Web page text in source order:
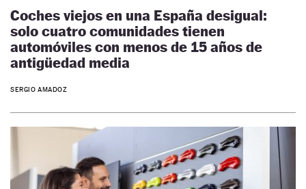
Coches viejos en una España desigual:
solo cuatro comunidades tienen
automóviles con menos de 15 años de
antigüedad media
SERGIO AMADOZ